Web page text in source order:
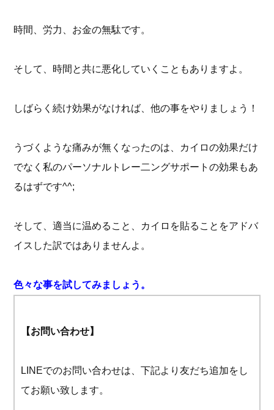
時間、労力、お金の無駄です。
そして、時間と共に悪化していくこともありますよ。
しばらく続け効果がなければ、他の事をやりましょう！
うづくような痛みが無くなったのは、カイロの効果だけ
でなく私のパーソナルトレー二ングサポートの効果もあ
るはずです^^;
そして、適当に温めること、カイロを貼ることをアドバ
イスした訳ではありませんよ。
色々な事を試してみましょう。
【お問い合わせ】
LINEでのお問い合わせは、下記より友だち追加をし
てお願い致します。